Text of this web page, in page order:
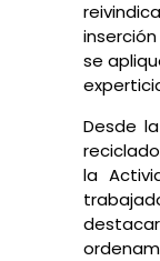
se
Desde
la